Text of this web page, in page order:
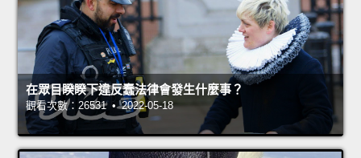
在眾目睽睽下違反蠢法律會發生什麼事？
觀看次數：26531 • 2022-05-18